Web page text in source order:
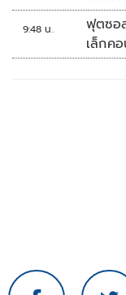
9:48 น.
ฟุตซอ
เล็กค